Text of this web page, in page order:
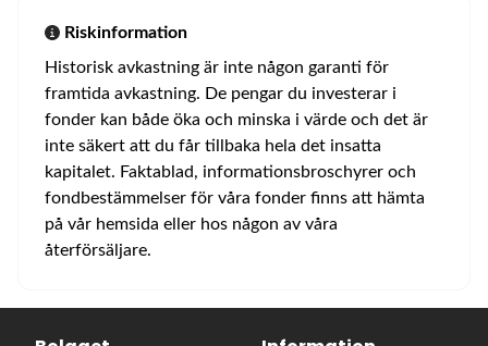
Riskinformation
Historisk avkastning är inte någon garanti för
framtida avkastning. De pengar du investerar i
fonder kan både öka och minska i värde och det är
inte säkert att du får tillbaka hela det insatta
kapitalet. Faktablad, informationsbroschyrer och
fondbestämmelser för våra fonder finns att hämta
på vår hemsida eller hos någon av våra
återförsäljare.